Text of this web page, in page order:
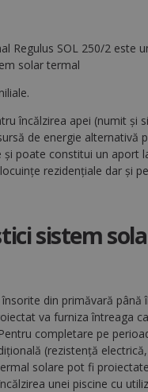
Regulus SOL 250/2 este
solar termal
încălzirea apei (numit și
de energie alternativă
și poate constitui un aport
rezidențiale dar și
sistem
din primăvară până
va furniza întreaga
completare pe
(rezistență
solare pot fi
unei piscine cu